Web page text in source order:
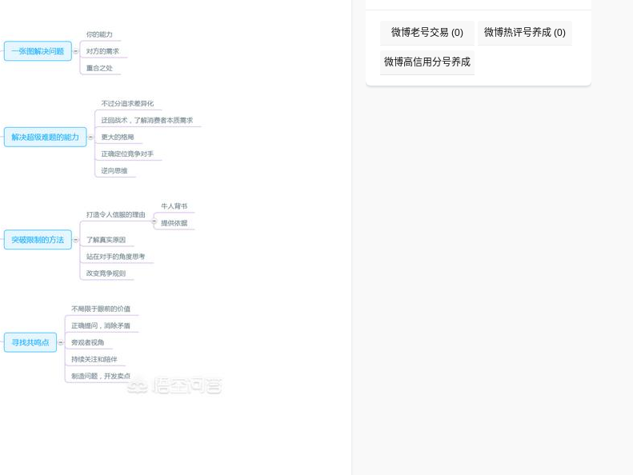
微博老号交易 (0) 微博热评号养成 (0)
微博高信用分号养成
(0)